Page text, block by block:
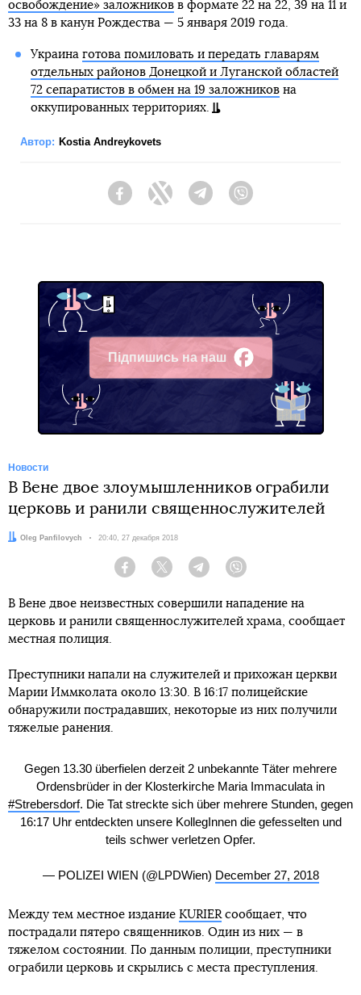
освобождение» заложников в формате 22 на 22, 39 на 11 и
33 на 8 в канун Рождества — 5 января 2019 года.
Украина готова помиловать и передать главарям
отдельных районов Донецкой и Луганской областей
72 сепаратистов в обмен на 19 заложниковна
оккупированных территориях.
Автор: Kostia Andreykovets
FacebookTwitter Telegram
Підпишись на наш
Facebook
Новости
В Вене двое злоумышленников ограбили
церковь и ранили священнослужителей
Автор:
Oleg Panfilovych Дата:
20:40, 27 декабря 2018
Facebook Twitter Telegram
В Вене двое неизвестных совершили нападение на
церковь и ранили священнослужителей храма, сообщает
местная полиция.
Преступники напали на служителей и прихожан церкви
Марии Иммколата около 13:30. В 16:17 полицейские
обнаружили пострадавших, некоторые из них получили
тяжелые ранения.
Gegen 13.30 überfielen derzeit 2 unbekannte Täter mehrere
Ordensbrüder in der Klosterkirche Maria Immaculata in
#Strebersdorf. Die Tat streckte sich über mehrere Stunden, gegen
16:17 Uhr entdeckten unsere KollegInnen die gefesselten und
teils schwer verletzen Opfer.
— POLIZEI WIEN (@LPDWien) December 27, 2018
Между тем местное издание KURIERсообщает, что
пострадали пятеро священников. Один из них — в
тяжелом состоянии. По данным полиции, преступники
ограбили церковь и скрылись с места преступления.